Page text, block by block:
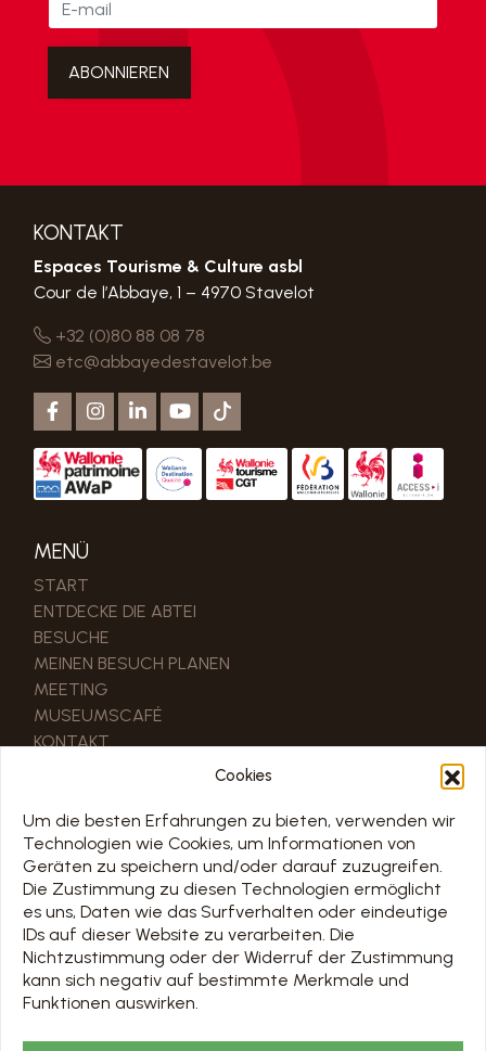
Cookies
Um die besten Erfahrungen zu bieten, verwenden wir
Technologien wie Cookies, um Informationen von
Geräten zu speichern und/oder darauf zuzugreifen.
Die Zustimmung zu diesen Technologien ermöglicht
es uns, Daten wie das Surfverhalten oder eindeutige
IDs auf dieser Website zu verarbeiten. Die
Nichtzustimmung oder der Widerruf der Zustimmung
kann sich negativ auf bestimmte Merkmale und
Funktionen auswirken.
KONTAKT
Espaces Tourisme & Culture asbl
Cour de l’Abbaye, 1 – 4970 Stavelot
+32 (0)80 88 08 78
etc@abbayedestavelot.be
MENÜ
START
ENTDECKE DIE ABTEI
BESUCHE
MEINEN BESUCH PLANEN
MEETING
MUSEUMSCAFÉ
KONTAKT
UNSERE PARTNER
PRO & PRESSEBEREICH
ZEITPLAN
TOUS LES JOURS 7/7 DE 10H À 18H
Jours d’ouverture sur le calendrier ci-dessous
Chargement en cours…